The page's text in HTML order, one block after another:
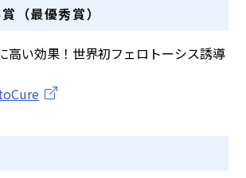
（最優秀賞）
高い効果！世界初フェロトーシス誘導